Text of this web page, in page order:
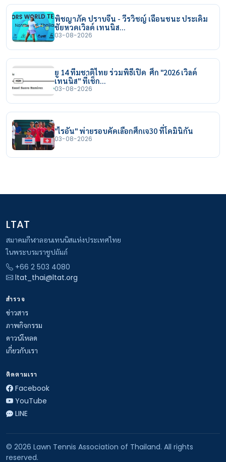
พิชญาภัค ปราบจีน - วีรวิชญ์ เฉือนชนะ ประเดิม
ชัยหวดเวิลด์ เทนนิส…
03-08-2026
ยู 14 ทีมชาติไทย ร่วมพิธีเปิด ศึก "2026 เวิลด์
เทนนิส" ที่เช็ก…
03-08-2026
"ไรอัน" พ่ายรอบคัดเลือกศึกเจ30 ที่โดมินิกัน
03-08-2026
LTAT
สมาคมกีฬาลอนเทนนิสแห่งประเทศไทย
ในพระบรมราชูปถัมภ์
+66 2 503 4080
ltat_thai@ltat.org
สำรวจ
ข่าวสาร
ภาพกิจกรรม
ดาวน์โหลด
เกี่ยวกับเรา
ติดตามเรา
Facebook
YouTube
LINE
© 2026 Lawn Tennis Association of Thailand. All rights
reserved.